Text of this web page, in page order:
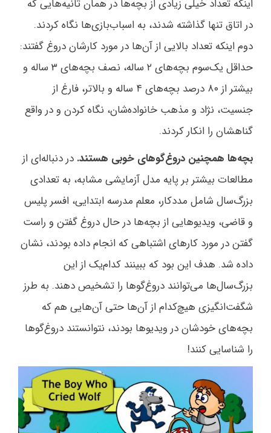
اینکه تعداد خیلی زیادی از بچه‌ها در همان ثانیه‌هایی که
در اتاق تنها گذاشته شدند، به اسباب‌بازی‌ها نگاه کردند.
دوم اینکه تعداد بالایی از آن‌ها در مورد کارشان دروغ گفتند:
حداقل یک‌سوم بچه‌های ۲ ساله، نصف بچه‌های ۳ ساله و
بیشتر از ۸۰ درصد بچه‌های ۴ ساله و بالاتر، فارغ از
جنسیت، نژاد و مذهب خانواده‌شان، نگاه کردن و در واقع
گناهشان را انکار کردند.
بچه‌ها همچنین دروغ‌گوهای خوبی هستند. در دنباله‌ای از
مطالعات بیشتر بر پایه مدل آزمایشی مشابه، به تعدادی
بزرگ‌سال شامل مددکار، معلم مدرسه ابتدایی، افسر پلیس
و قاضی، ویدیوهایی از بچه‌ها در حال دروغ گفتن و راست
گفتن در مورد کارهای اشتباهی که انجام داده بودند، نشان
داده شد. هدف این بود که ببینند کدام‌یک از این
بزرگ‌سال‌ها می‌توانند دروغ‌گوها را تشخیص دهند. به طرز
شگفت‌انگیزی هیچ‌کدام از آن‌ها حتی آن‌هایی هم که
بچه‌های خودشان در ویدیوها بودند، نتوانستند دروغ‌گوها
را شناسایی کنند!